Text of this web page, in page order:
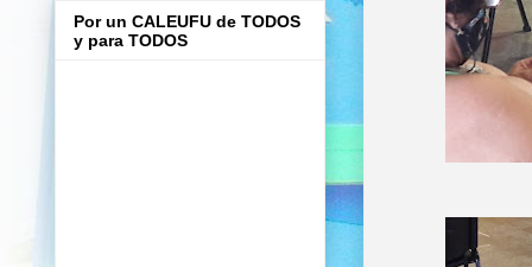
Por un CALEUFU de TODOS
y para TODOS